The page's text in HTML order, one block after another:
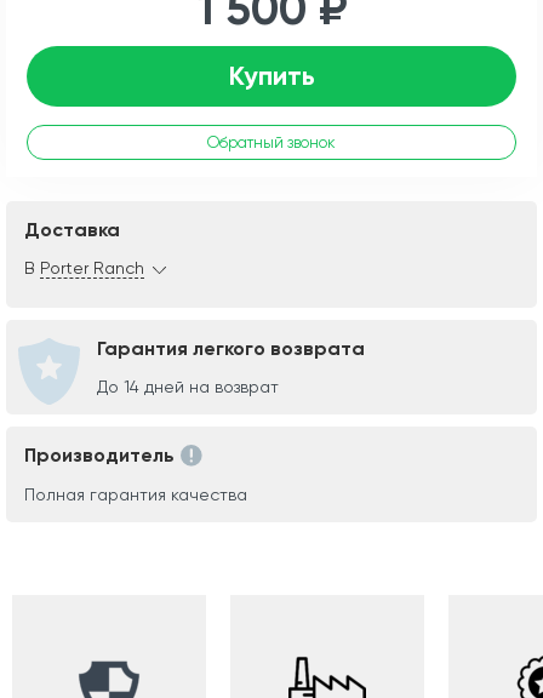
Купить
Обратный звонок
Доставка
В Porter Ranch
Гарантия легкого возврата
До 14 дней на возврат
Производитель
Полная гарантия качества